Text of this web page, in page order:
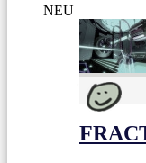
NEU